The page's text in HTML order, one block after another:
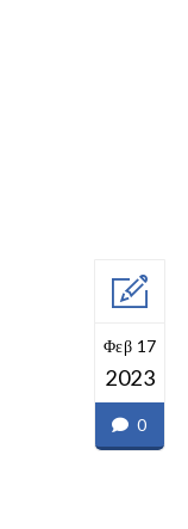
Φεβ 17
2023
0